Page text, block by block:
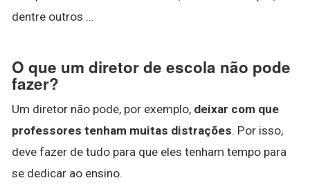
dentre outros ...
O que um diretor de escola não pode
fazer?
Um diretor não pode, por exemplo, deixar com que
professores tenham muitas distrações. Por isso,
deve fazer de tudo para que eles tenham tempo para
se dedicar ao ensino.